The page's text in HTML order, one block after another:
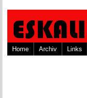
Home Archiv Links